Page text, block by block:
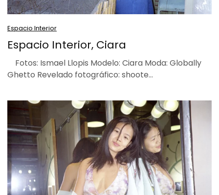
Espacio Interior
Espacio Interior, Ciara
Fotos: Ismael Llopis Modelo: Ciara Moda: Globally
Ghetto Revelado fotográfico: shoote…